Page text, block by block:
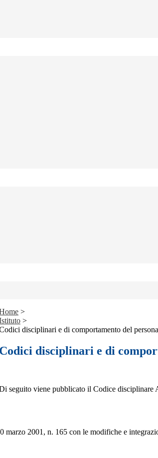
>
>
disciplinari e di comportamento del
Codici disciplinari e di
seguito viene pubblicato il Codice disciplinare
2001, n. 165 con le modifiche e